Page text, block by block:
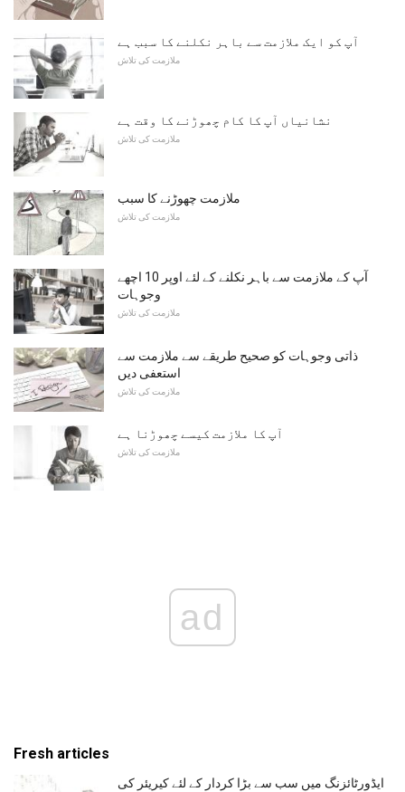
آپ کو ایک ملازمت سے باہر نکلنے کا سبب ہے
ملازمت کی تلاش
نشانیاں آپ کا کام چھوڑنے کا وقت ہے
ملازمت کی تلاش
ملازمت چھوڑنے کا سبب
ملازمت کی تلاش
آپ کے ملازمت سے باہر نکلنے کے لئے اوپر 10 اچھے
وجوہات
ملازمت کی تلاش
ذاتی وجوہات کو صحیح طریقے سے ملازمت سے
استعفی دیں
ملازمت کی تلاش
آپ کا ملازمت کیسے چھوڑنا ہے
ملازمت کی تلاش
ad
Fresh articles
ایڈورٹائزنگ میں سب سے بڑا کردار کے لئے کیریئر کی